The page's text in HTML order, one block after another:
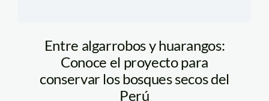
Entre algarrobos y huarangos:
Conoce el proyecto para
conservar los bosques secos del
Perú